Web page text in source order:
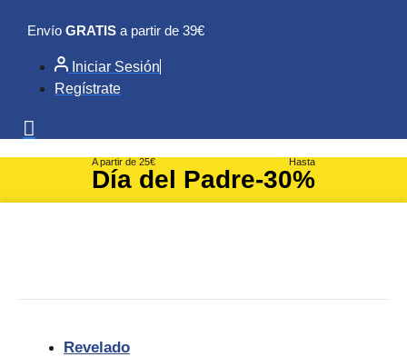
contenido
Envío GRATIS a partir de 39€
Iniciar Sesión
Regístrate
A partir de 25€
Día del Padre
Hasta
-30%
Revelado